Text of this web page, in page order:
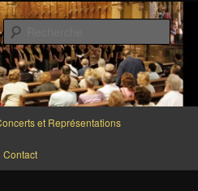
et Représentations
Contact